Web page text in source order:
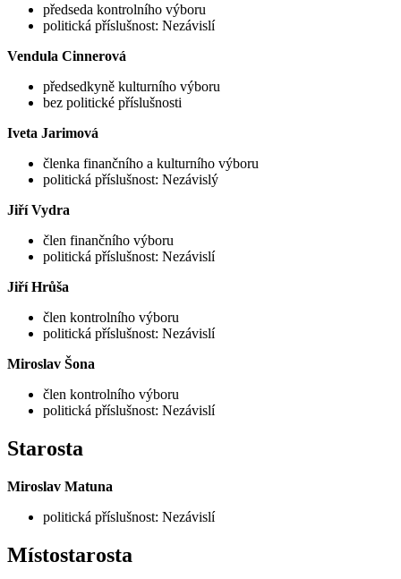
předseda kontrolního výboru
politická příslušnost: Nezávislí
Vendula Cinnerová
předsedkyně kulturního výboru
bez politické příslušnosti
Iveta Jarimová
členka finančního a kulturního výboru
politická příslušnost: Nezávislý
Jiří Vydra
člen finančního výboru
politická příslušnost: Nezávislí
Jiří Hrůša
člen kontrolního výboru
politická příslušnost: Nezávislí
Miroslav Šona
člen kontrolního výboru
politická příslušnost: Nezávislí
Starosta
Miroslav Matuna
politická příslušnost: Nezávislí
Místostarosta